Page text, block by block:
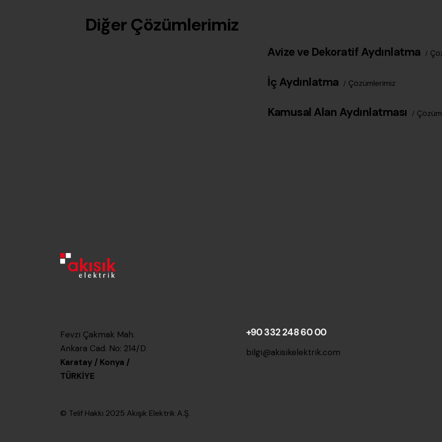
Diğer Çözümlerimiz
Avize ve Dekoratif Aydınlatma
Çözümlerimiz
İç Aydınlatma
Kamusal Alan Aydınlatması
Fevzi Çakmak Mah.
Ankara Cad. No: 214/D
Karatay / Konya /
TÜRKİYE
+90 332 248 60 00
bilgi@akisikelektrik.com
© Telif Hakkı 2025 Akışık Elektrik A.Ş.